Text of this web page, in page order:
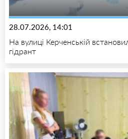
28.07.2026, 14:01
На вулиці Керченській
гідрант